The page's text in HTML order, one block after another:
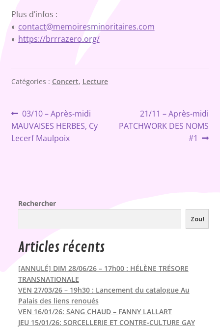
Plus d’infos :
◐ contact@memoiresminoritaires.com
◐ https://brrrazero.org/
Catégories : Concert, Lecture
Navigation
de
Article
précédent :
03/10 – Après-midi
MAUVAISES HERBES, Cy
Lecerf Maulpoix
Article
suivant :
21/11 – Après-midi
PATCHWORK DES NOMS
#1
Rechercher
Zou!
Articles récents
[ANNULÉ] DIM 28/06/26 – 17h00 : HÉLÈNE TRÉSORE
TRANSNATIONALE
VEN 27/03/26 – 19h30 : Lancement du catalogue Au
Palais des liens renoués
VEN 16/01/26: SANG CHAUD – FANNY LALLART
JEU 15/01/26: SORCELLERIE ET CONTRE-CULTURE GAY